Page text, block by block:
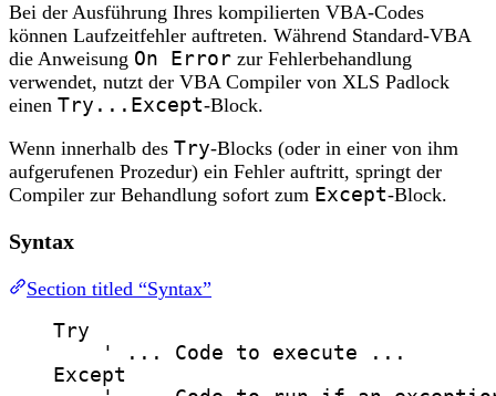
Bei der Ausführung Ihres kompilierten VBA-Codes
können Laufzeitfehler auftreten. Während Standard-VBA
die Anweisung On Error zur Fehlerbehandlung
verwendet, nutzt der VBA Compiler von XLS Padlock
einen Try...Except-Block.
Wenn innerhalb des Try-Blocks (oder in einer von ihm
aufgerufenen Prozedur) ein Fehler auftritt, springt der
Compiler zur Behandlung sofort zum Except-Block.
Syntax
Section titled “Syntax”
Try
' ... Code to execute ...
Except